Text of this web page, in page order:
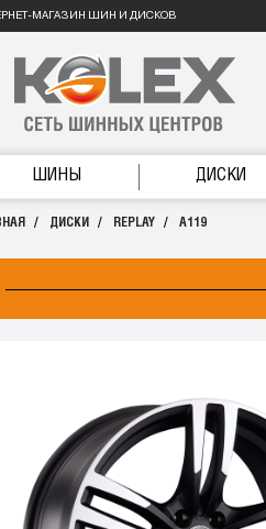
МАГАЗИН ШИН И ДИСКОВ
ШИНЫ ДИСКИ
ДИСКИ REPLAY A119